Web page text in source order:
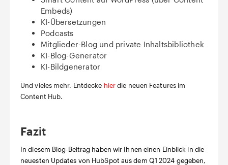
Embeds)
KI-Übersetzungen
Podcasts
Mitglieder-Blog und private Inhaltsbibliothek
KI-Blog-Generator
KI-Bildgenerator
Und vieles mehr. Entdecke hierdie neuen Features im
Content Hub.
Fazit
In diesem Blog-Beitrag haben wir Ihnen einen Einblick in die
neuesten Updates von HubSpot aus dem Q1 2024 gegeben,